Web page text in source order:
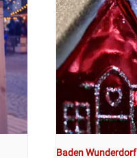
Baden Wunderdorf